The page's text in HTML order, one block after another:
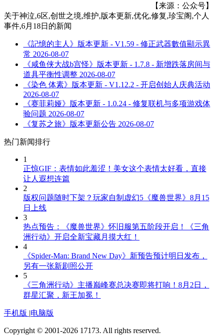
【来源：公众号】
关于神泣,6区,创世之境,维护,版本更新,优化,修复,珍宝阁,个人
事件,6月18日 的新闻
《記憶的主人》版本更新 - V1.59 - 修正武器數值顯示異
常 2026-08-07
《咸鱼侠大战b宫怪》版本更新 - 1.7.8 - 新增跌落房间与
道具平衡性调整 2026-08-07
《染色 体素》版本更新 - V1.12.2 - 开启创始人庆典活动
2026-08-07
《赛菲莉娅》版本更新 - 1.0.24 - 修复联机与多项游戏体
验问题 2026-08-07
《复苏之旅》版本更新公告 2026-08-07
热门新闻排行
1
正惊GIF：表情如此羞涩！美女这个表情太好看，直接
让人遐想连篇
2
版权问题随时下架？玩家自制虚幻5《魔兽世界》8月15
日上线
3
热点预告：《魔兽世界》怀旧服第五阶段开启！《三角
洲行动》开启全新宝藏月摸大红！
4
《Spider-Man: Brand New Day》新预告预计明日发布，
另有一张新剧照公开
5
《三角洲行动》主播巅峰赛总决赛即将打响！8月2日，
群星汇聚，新王加冕！
手机版 |电脑版
Copyright © 2001-2026 17173. All rights reserved.